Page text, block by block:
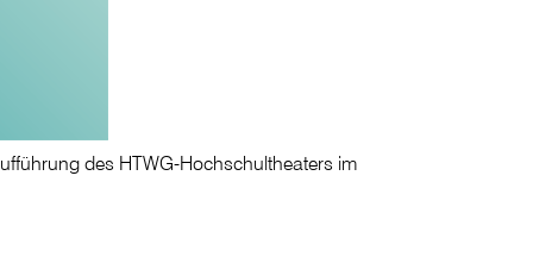
des HTWG-Hochschultheaters im